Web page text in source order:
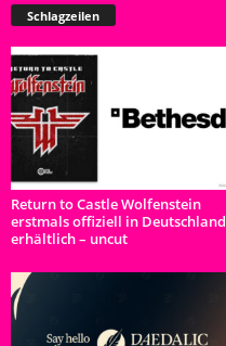
Schlagzeilen
Return to Castle Wolfenstein
erstmals offiziell in Deutschland
erhältlich – uncut